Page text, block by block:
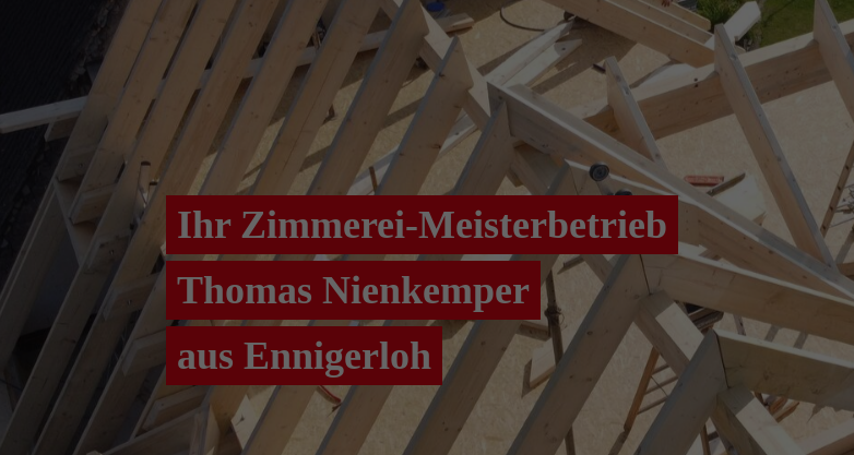
Ihr Zimmerei-Meisterbetrieb
Thomas Nienkemper
aus Ennigerloh